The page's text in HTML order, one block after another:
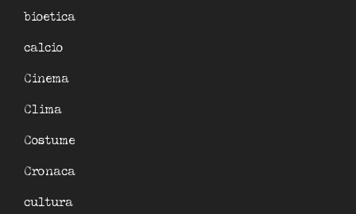
bioetica
calcio
Cinema
Clima
Costume
Cronaca
cultura